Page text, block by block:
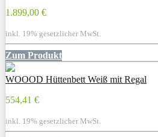
1.899,00 €
inkl. 19% gesetzlicher MwSt.
Zum Produkt
WOOOD Hüttenbett Weiß mit Regal
554,41 €
inkl. 19% gesetzlicher MwSt.